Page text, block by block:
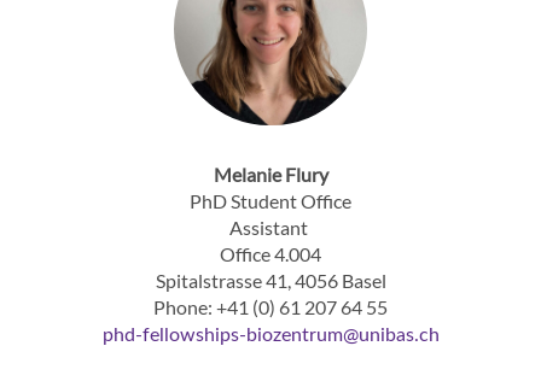
Melanie Flury
PhD Student Office
Assistant
Office 4.004
Spitalstrasse 41, 4056 Basel
Phone: +41 (0) 61 207 64 55
phd-fellowships-biozentrum unibas ch